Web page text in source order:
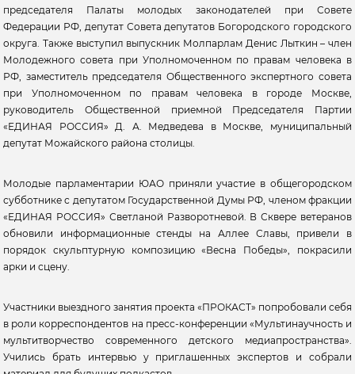
председателя Палаты молодых законодателей при Совете
Федерации РФ, депутат Совета депутатов Богородского городского
округа. Также выступил выпускник Молпарлам Денис Лыткин – член
Молодежного совета при Уполномоченном по правам человека в
РФ, заместитель председателя Общественного экспертного совета
при Уполномоченном по правам человека в городе Москве,
руководитель Общественной приемной Председателя Партии
«ЕДИНАЯ РОССИЯ» Д. А. Медведева в Москве, муниципальный
депутат Можайского района столицы.
Молодые парламентарии ЮАО приняли участие в общегородском
субботнике с депутатом Государственной Думы РФ, членом фракции
«ЕДИНАЯ РОССИЯ» Светланой Разворотневой. В Сквере ветеранов
обновили информационные стенды на Аллее Славы, привели в
порядок скульптурную композицию «Весна Победы», покрасили
арки и сцену.
Участники выездного занятия проекта «ПРОКАСТ» попробовали себя
в роли корреспондентов на пресс-конференции «Мультинаучность и
мультитворчество современного детского медиапространства».
Учились брать интервью у приглашенных экспертов и собрали